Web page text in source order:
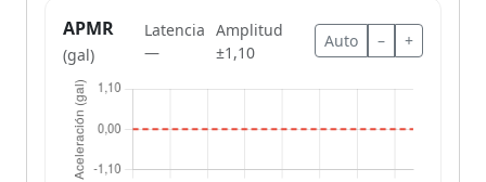
APMR
(gal)
Latencia
—
Amplitud
±1,10
Auto – +